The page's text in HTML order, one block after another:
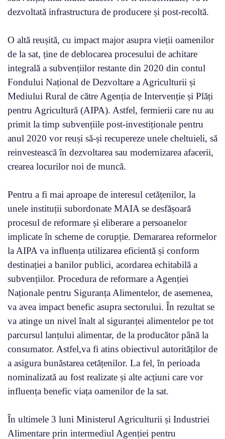
dezvoltată infrastructura de producere și post-recoltă.
O altă reușită, cu impact major asupra vieții oamenilor
de la sat, ține de deblocarea procesului de achitare
integrală a subvențiilor restante din 2020 din contul
Fondului Național de Dezvoltare a Agriculturii și
Mediului Rural de către Agenția de Intervenție și Plăți
pentru Agricultură (AIPA). Astfel, fermierii care nu au
primit la timp subvențiile post-investiționale pentru
anul 2020 vor reuși să-și recupereze unele cheltuieli, să
reinvestească în dezvoltarea sau modernizarea afacerii,
crearea locurilor noi de muncă.
Pentru a fi mai aproape de interesul cetățenilor, la
unele instituții subordonate MAIA se desfășoară
procesul de reformare și eliberare a persoanelor
implicate în scheme de corupție. Demararea reformelor
la AIPA va influența utilizarea eficientă și conform
destinației a banilor publici, acordarea echitabilă a
subvențiilor. Procedura de reformare a Agenției
Naționale pentru Siguranța Alimentelor, de asemenea,
va avea impact benefic asupra sectorului. În rezultat se
va atinge un nivel înalt al siguranței alimentelor pe tot
parcursul lanțului alimentar, de la producător până la
consumator. Astfel,va fi atins obiectivul autorităților de
a asigura bunăstarea cetățenilor. La fel, în perioada
nominalizată au fost realizate și alte acțiuni care vor
influența benefic viața oamenilor de la sat.
În ultimele 3 luni Ministerul Agriculturii și Industriei
Alimentare prin intermediul Agenției pentru